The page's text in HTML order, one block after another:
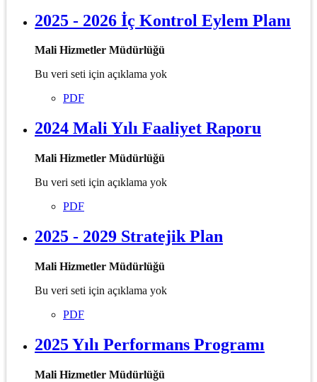
2025 - 2026 İç Kontrol Eylem Planı
Mali Hizmetler Müdürlüğü
Bu veri seti için açıklama yok
PDF
2024 Mali Yılı Faaliyet Raporu
Mali Hizmetler Müdürlüğü
Bu veri seti için açıklama yok
PDF
2025 - 2029 Stratejik Plan
Mali Hizmetler Müdürlüğü
Bu veri seti için açıklama yok
PDF
2025 Yılı Performans Programı
Mali Hizmetler Müdürlüğü